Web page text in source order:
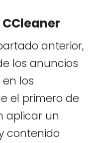
anterior,
los anuncios
los
el primero de
aplicar un
contenido